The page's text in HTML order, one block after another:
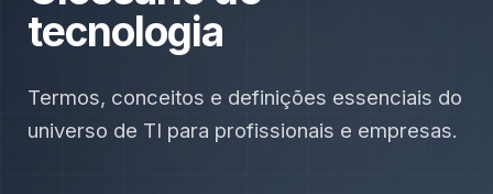
tecnologia
Termos, conceitos e definições essenciais do
universo de TI para profissionais e empresas.